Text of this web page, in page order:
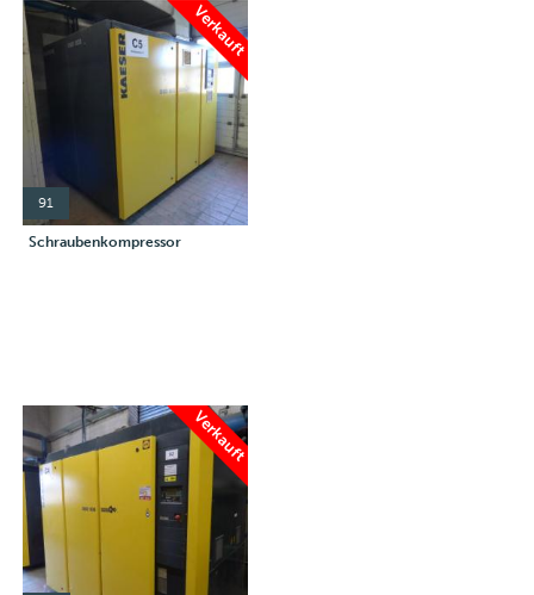
Verkauft
91
Schraubenkompressor
Verkauft